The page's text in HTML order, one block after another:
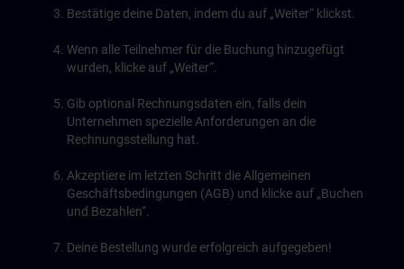
Bestätige deine Daten, indem du auf „Weiter“ klickst.
Wenn alle Teilnehmer für die Buchung hinzugefügt
wurden, klicke auf „Weiter“.
Gib optional Rechnungsdaten ein, falls dein
Unternehmen spezielle Anforderungen an die
Rechnungsstellung hat.
Akzeptiere im letzten Schritt die Allgemeinen
Geschäftsbedingungen (AGB) und klicke auf „Buchen
und Bezahlen“.
Deine Bestellung wurde erfolgreich aufgegeben!